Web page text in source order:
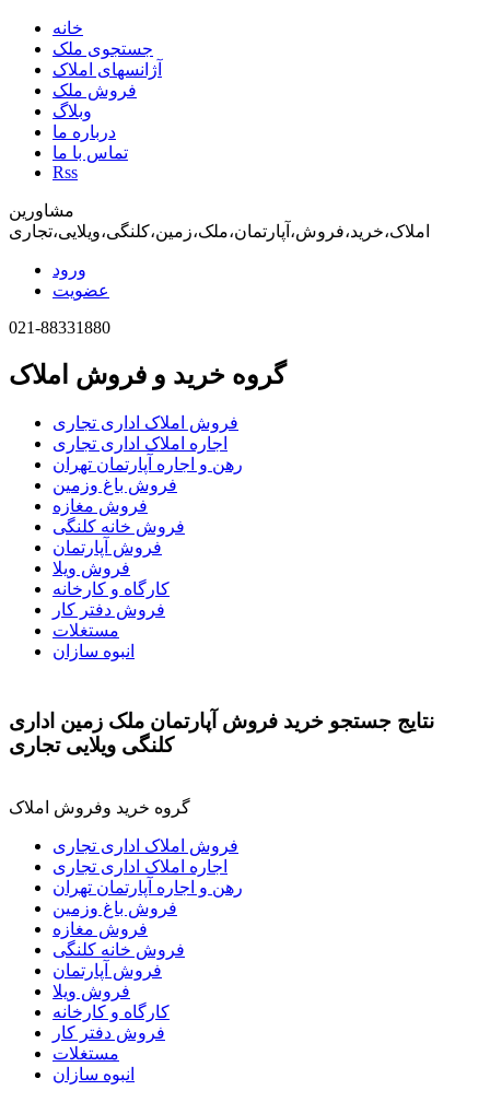
خانه
جستجوی ملک
آژانسهای املاک
فروش ملک
وبلاگ
درباره ما
تماس با ما
Rss
مشاورین
املاک،خرید،فروش،آپارتمان،ملک،زمین،کلنگی،ویلایی،تجاری
ورود
عضویت
021-88331880
گروه خرید و فروش املاک
فروش املاک اداری تجاری
اجاره املاک اداری تجاری
رهن و اجاره آپارتمان تهران
فروش باغ وزمین
فروش مغازه
فروش خانه کلنگی
فروش آپارتمان
فروش ویلا
کارگاه و کارخانه
فروش دفتر کار
مستغلات
انبوه سازان
نتايج جستجو خرید فروش آپارتمان ملک زمین اداری
کلنگی ویلایی تجاری
گروه خرید وفروش املاک
فروش املاک اداری تجاری
اجاره املاک اداری تجاری
رهن و اجاره آپارتمان تهران
فروش باغ وزمین
فروش مغازه
فروش خانه کلنگی
فروش آپارتمان
فروش ویلا
کارگاه و کارخانه
فروش دفتر کار
مستغلات
انبوه سازان